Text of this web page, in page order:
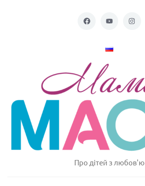
Про дітей з любов'ю